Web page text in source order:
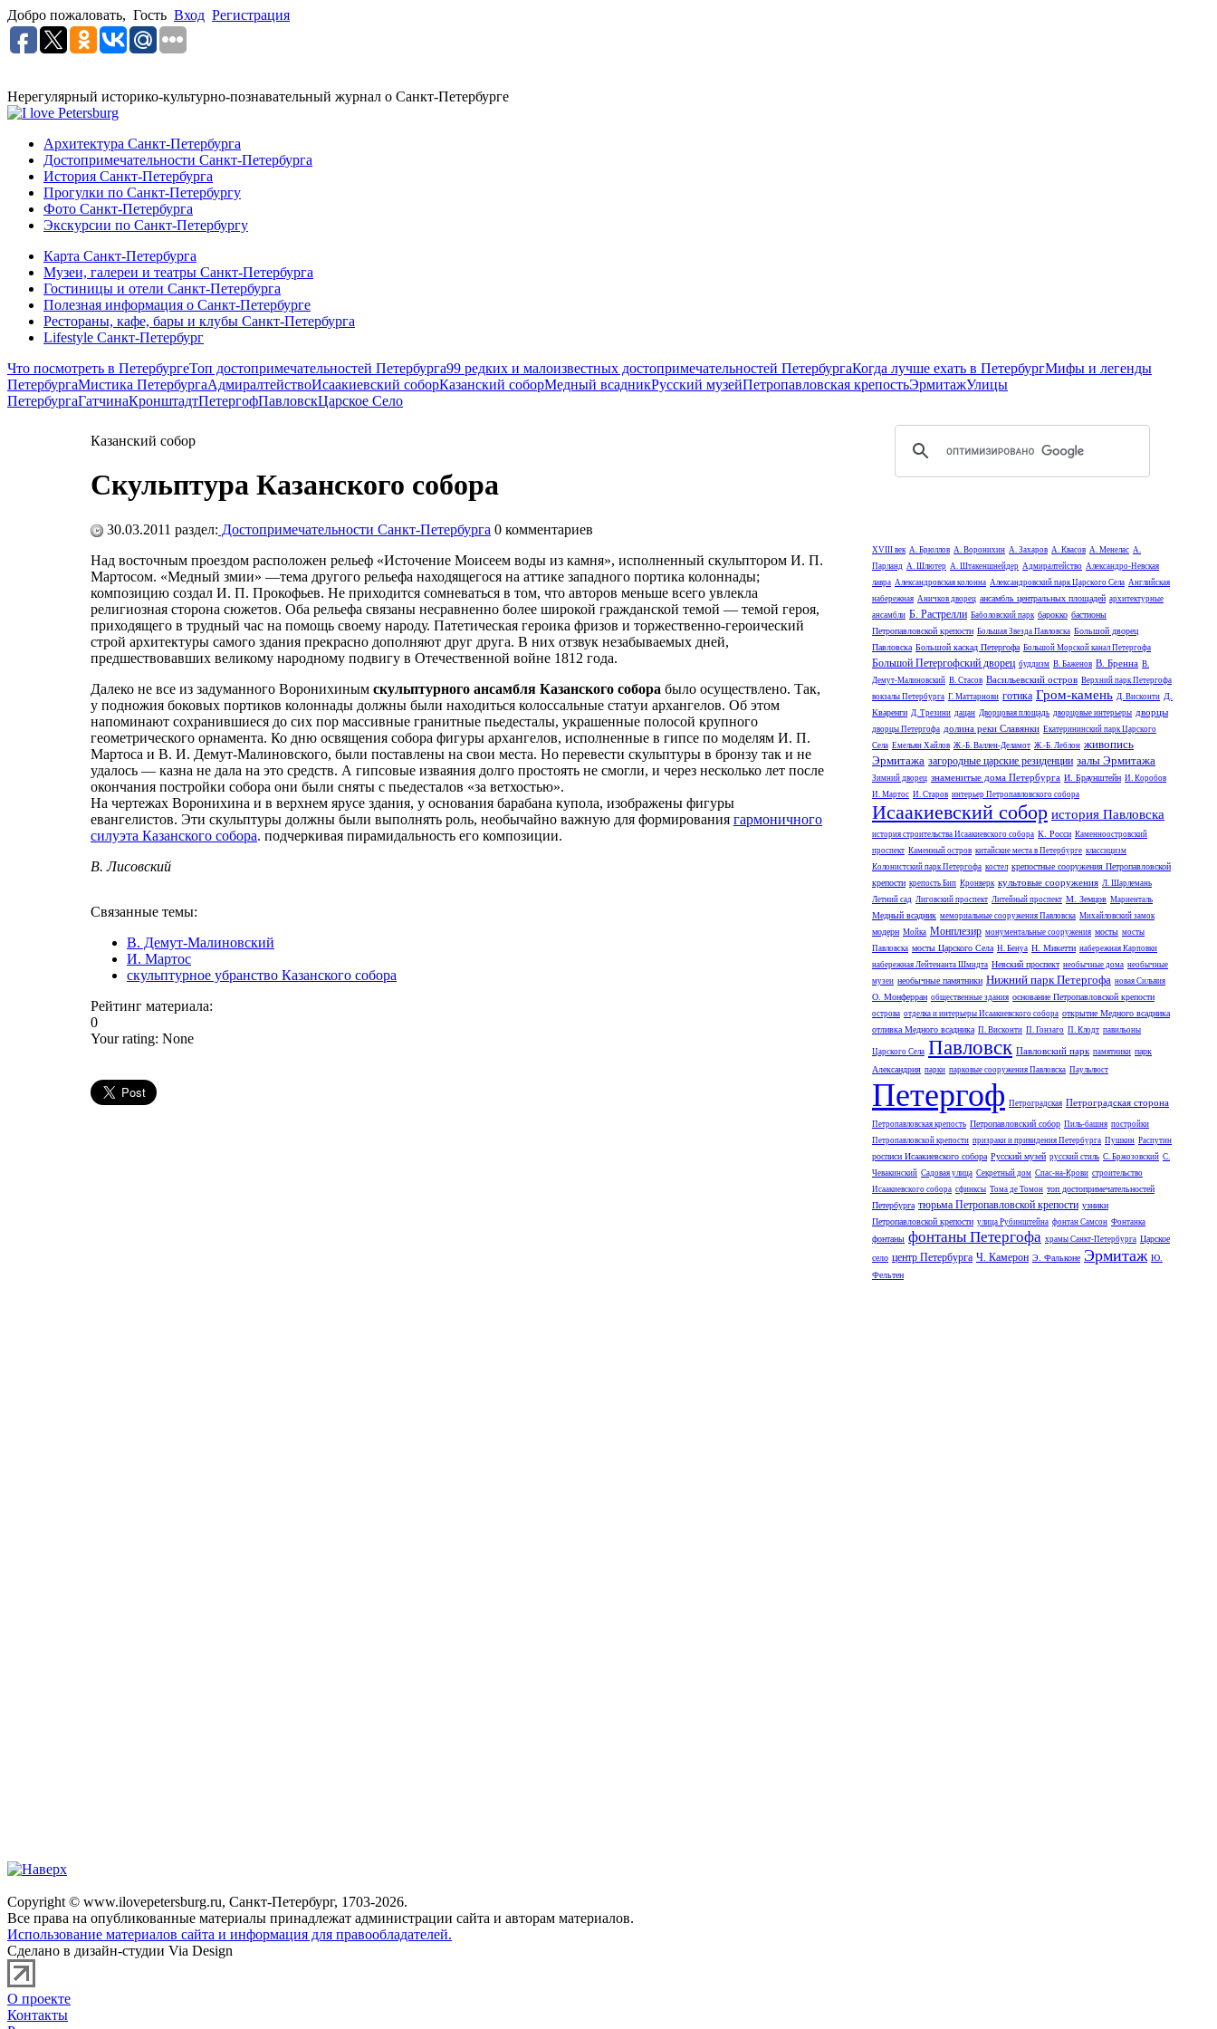
Добро пожаловать, Гость Вход Регистрация
Нерегулярный историко-культурно-познавательный журнал о Санкт-Петербурге
Архитектура Санкт-Петербурга
Достопримечательности Санкт-Петербурга
История Санкт-Петербурга
Прогулки по Санкт-Петербургу
Фото Санкт-Петербурга
Экскурсии по Санкт-Петербургу
Карта Санкт-Петербурга
Музеи, галереи и театры Санкт-Петербурга
Гостиницы и отели Санкт-Петербурга
Полезная информация о Санкт-Петербурге
Рестораны, кафе, бары и клубы Санкт-Петербурга
Lifestyle Санкт-Петербург
Что посмотреть в ПетербургеТоп достопримечательностей Петербурга99 редких и малоизвестных достопримечательностей ПетербургаКогда лучше ехать в ПетербургМифы и легенды
ПетербургаМистика ПетербургаАдмиралтействоИсаакиевский соборКазанский соборМедный всадникРусский музейПетропавловская крепостьЭрмитажУлицы
ПетербургаГатчинаКронштадтПетергофПавловскЦарское Село
Казанский собор
Скульптура Казанского собора
30.03.2011 раздел: Достопримечательности Санкт-Петербурга 0 комментариев
Над восточным проездом расположен рельеф «Источение Моисеем воды из камня», исполненный скульптором И. П.
Мартосом. «Медный змии» —тема другого рельефа находящегося на аттике западного портика колоннады;
композицию создал И. П. Прокофьев. Не приходится сомневаться в том, что авторов меньше всего увлекла
религиозная сторона сюжетов. Оба рельефа связаны несравненно более широкой гражданской темой — темой героя,
приходящего в трудный час на помощь своему народу. Патетическая героика фризов и торжественно-героический
строй архитектуры самого здания прекрасно дополняют друг друга. В них отзвук незабываемых дней,
предшествовавших великому народному подвигу в Отечественной войне 1812 года.
Далеко не все из задуманного Воронихиным скульптурного ансамбля Казанского собора было осуществлено. Так,
у подножия боковых портиков колоннады должны были находиться колоссальные статуи архангелов. Об этом
напоминают сохранившиеся до сих пор массивные гранитные пьедесталы, украшенные полосой крупного
геометрического орнамента. Ко дню освящения собора фигуры архангелов, исполненные в гипсе по моделям И. П.
Мартоса и В. И. Демут-Малиновского, были поставлены на свои места. Но перевести скульптуры в бронзу так и не
удалось — казна не дала на это средств. А гипсовые изваяния долго простоять не смогли, и через несколько лет после
окончания постройки собора они были сняты с пьедесталов «за ветхостью».
На чертежах Воронихина и в верхнем ярусе здания, у основания барабана купола, изображены фигуры
евангелистов. Эти скульптуры должны были выполнять роль, необычайно важную для формирования гармоничного
силуэта Казанского собора. подчеркивая пирамидальность его композиции.
В. Лисовский
Связанные темы:
В. Демут-Малиновский
И. Мартос
скульптурное убранство Казанского собора
Рейтинг материала:
0
Your rating: None
XVIII век А. Брюллов А. Воронихин А. Захаров А. Квасов А. Менелас А.
Парланд А. Шлютер А. Штакеншнейдер Адмиралтейство Александро-Невская
лавра Александровская колонна Александровский парк Царского Села Английская
набережная Аничков дворец ансамбль центральных площадей архитектурные
ансамбли Б. Растрелли Баболовский парк барокко бастионы
Петропавловской крепости Большая Звезда Павловска Большой дворец
Павловска Большой каскад Петергофа Большой Морской канал Петергофа
Большой Петергофский дворец буддизм В. Баженов В. Бренна В.
Демут-Малиновский В. Стасов Васильевский остров Верхний парк Петергофа
вокзалы Петербурга Г. Маттарнови готика Гром-камень Д. Висконти Д.
Кваренги Д. Трезини дацан Дворцовая площадь дворцовые интерьеры дворцы
дворцы Петергофа долина реки Славянки Екатерининский парк Царского
Села Емельян Хайлов Ж.-Б. Валлен-Деламот Ж.-Б. Леблон живопись
Эрмитажа загородные царские резиденции залы Эрмитажа
Зимний дворец знаменитые дома Петербурга И. Браунштейн И. Коробов
И. Мартос И. Старов интерьер Петропавловского собора
Исаакиевский собор история Павловска
история строительства Исаакиевского собора К. Росси Каменноостровский
проспект Каменный остров китайские места в Петербурге классицизм
Колонистский парк Петергофа костел крепостные сооружения Петропавловской
крепости крепость Бип Кронверк культовые сооружения Л. Шарлемань
Летний сад Лиговский проспект Литейный проспект М. Земцов Мариенталь
Медный всадник мемориальные сооружения Павловска Михайловский замок
модерн Мойка Монплезир монументальные сооружения мосты мосты
Павловска мосты Царского Села Н. Бенуа Н. Микетти набережная Карповки
набережная Лейтенанта Шмидта Невский проспект необычные дома необычные
музеи необычные памятники Нижний парк Петергофа новая Сильвия
О. Монферран общественные здания основание Петропавловской крепости
острова отделка и интерьеры Исаакиевского собора открытие Медного всадника
отливка Медного всадника П. Висконти П. Гонзаго П. Клодт павильоны
Царского Села Павловск Павловский парк памятники парк
Александрия парки парковые сооружения Павловска Паульлюст
Петергоф Петроградская Петроградская сторона
Петропавловская крепость Петропавловский собор Пиль-башня постройки
Петропавловской крепости призраки и привидения Петербурга Пушкин Распутин
росписи Исаакиевского собора Русский музей русский стиль С. Бржозовский С.
Чевакинский Садовая улица Секретный дом Спас-на-Крови строительство
Исаакиевского собора сфинксы Тома де Томон топ достопримечательностей
Петербурга тюрьма Петропавловской крепости узники
Петропавловской крепости улица Рубинштейна фонтан Самсон Фонтанка
фонтаны фонтаны Петергофа храмы Санкт-Петербурга Царское
село центр Петербурга Ч. Камерон Э. Фальконе Эрмитаж Ю.
Фельтен
Copyright © www.ilovepetersburg.ru, Санкт-Петербург, 1703-2026.
Все права на опубликованные материалы принадлежат администрации сайта и авторам материалов.
Использование материалов сайта и информация для правообладателей.
Сделано в дизайн-студии Via Design
О проекте
Контакты